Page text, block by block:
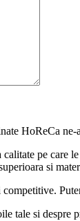
HoReCa
pe care
si
tale si